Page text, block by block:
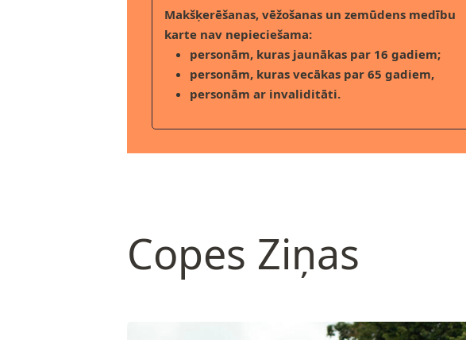
Makšķerēšanas, vēžošanas un zemūdens medību
karte nav nepieciešama:
personām, kuras jaunākas par 16 gadiem;
personām, kuras vecākas par 65 gadiem,
personām ar invaliditāti.
Copes Ziņas